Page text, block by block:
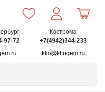
97-72
Кострома
+7(4942)344-233
klio@kliogem.ru